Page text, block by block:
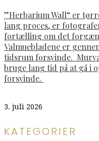
”Herbarium Wall“ er
lang proces, er
fortælling om det
Valmuebladene er
tidsrum forsvinde.
bruge lang tid på at gå i
forsvinde.
3. juli 2026
KATEGORIER